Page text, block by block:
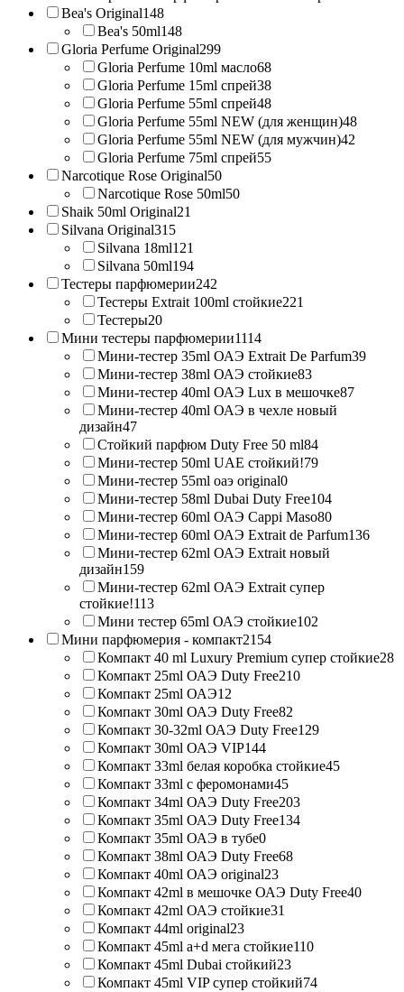
Bea's Original148
Bea's 50ml148
Gloria Perfume Original299
Gloria Perfume 10ml масло68
Gloria Perfume 15ml спрей38
Gloria Perfume 55ml спрей48
Gloria Perfume 55ml NEW (для женщин)48
Gloria Perfume 55ml NEW (для мужчин)42
Gloria Perfume 75ml спрей55
Narcotique Rose Original50
Narcotique Rose 50ml50
Shaik 50ml Original21
Silvana Original315
Silvana 18ml121
Silvana 50ml194
Тестеры парфюмерии242
Тестеры Extrait 100ml стойкие221
Тестеры20
Мини тестеры парфюмерии1114
Мини-тестер 35ml ОАЭ Extrait De Parfum39
Мини-тестер 38ml ОАЭ стойкие83
Мини-тестер 40ml ОАЭ Lux в мешочке87
Мини-тестер 40ml ОАЭ в чехле новый
дизайн47
Стойкий парфюм Duty Free 50 ml84
Мини-тестер 50ml UAE стойкий!79
Мини-тестер 55ml оаэ original0
Мини-тестер 58ml Dubai Duty Free104
Мини-тестер 60ml ОАЭ Cappi Maso80
Мини-тестер 60ml ОАЭ Extrait de Parfum136
Мини-тестер 62ml ОАЭ Extrait новый
дизайн159
Мини-тестер 62ml ОАЭ Extrait супер
стойкие!113
Мини тестер 65ml ОАЭ стойкие102
Мини парфюмерия - компакт2154
Компакт 40 ml Luxury Premium супер стойкие28
Компакт 25ml ОАЭ Duty Free210
Компакт 25ml ОАЭ12
Компакт 30ml ОАЭ Duty Free82
Компакт 30-32ml ОАЭ Duty Free129
Компакт 30ml ОАЭ VIP144
Компакт 33ml белая коробка стойкие45
Компакт 33ml с феромонами45
Компакт 34ml ОАЭ Duty Free203
Компакт 35ml ОАЭ Duty Free134
Компакт 35ml ОАЭ в тубе0
Компакт 38ml ОАЭ Duty Free68
Компакт 40ml ОАЭ original23
Компакт 42ml в мешочке ОАЭ Duty Free40
Компакт 42ml ОАЭ стойкие31
Компакт 44ml original23
Компакт 45ml a+d мега стойкие110
Компакт 45ml Dubai стойкий23
Компакт 45ml VIP супер стойкий74